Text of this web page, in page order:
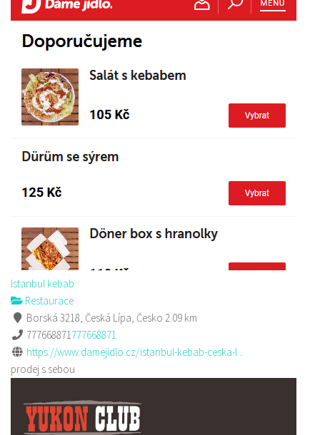
Istanbul kebab
Restaurace
Borská 3218, Česká Lípa, Česko 2.09 km
777668871777668871
https://www.damejidlo.cz/istanbul-kebab-ceska-l...
prodej s sebou